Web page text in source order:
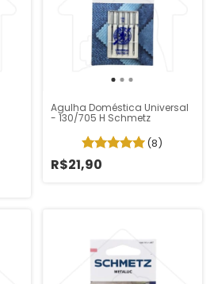
Agulha Doméstica Universal
- 130/705 H Schmetz
(8)
R$21,90